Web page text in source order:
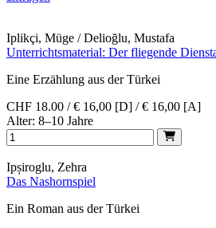
Iplikçi, Müge / Delioğlu, Mustafa
Unterrichtsmaterial: Der fliegende
Eine Erzählung aus der Türkei
CHF 18.00 / € 16,00 [D] / € 16,00 [A]
Alter: 8–10 Jahre
Ipșiroglu, Zehra
Das Nashornspiel
Ein Roman aus der Türkei